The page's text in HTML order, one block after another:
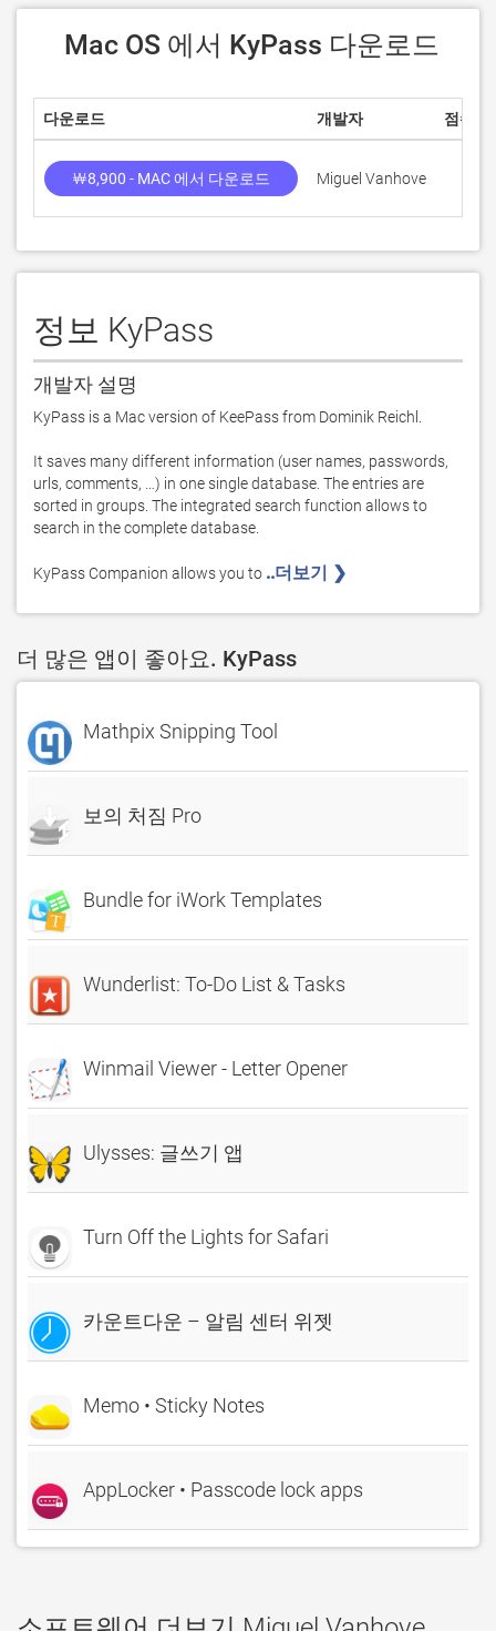
Mac OS 에서 KyPass 다운로드
다운로드 개발자 점수
￦8,900 - MAC 에서 다운로드 Miguel Vanhove
정보 KyPass
개발자 설명
KyPass is a Mac version of KeePass from Dominik Reichl.
It saves many different information (user names, passwords,
urls, comments, …) in one single database. The entries are
sorted in groups. The integrated search function allows to
search in the complete database.
KyPass Companion allows you to ..더보기 ❯
더 많은 앱이 좋아요. KyPass
Mathpix Snipping Tool
보의 처짐 Pro
Bundle for iWork Templates
Wunderlist: To-Do List & Tasks
Winmail Viewer - Letter Opener
Ulysses: 글쓰기 앱
Turn Off the Lights for Safari
카운트다운 – 알림 센터 위젯
Memo • Sticky Notes
AppLocker • Passcode lock apps